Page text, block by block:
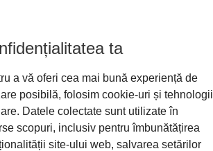
mpfli| Libra
nceinever
ta
a vă oferi cea mai bună experiență de
posibilă, folosim cookie-uri și tehnologii
Datele colectate sunt utilizate în
scopuri, inclusiv pentru îmbunătățirea
site-ului web, salvarea setărilor